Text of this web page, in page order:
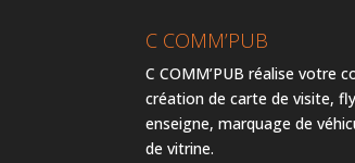
C COMM’PUB
C COMM’PUB réalise votre
création de carte de visite,
enseigne, marquage de
de vitrine.